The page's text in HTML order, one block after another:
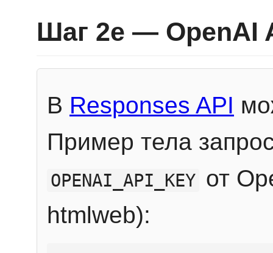
Шаг 2e — OpenAI
В Responses API
Пример тела
OPENAI_API_KEY от
htmlweb):